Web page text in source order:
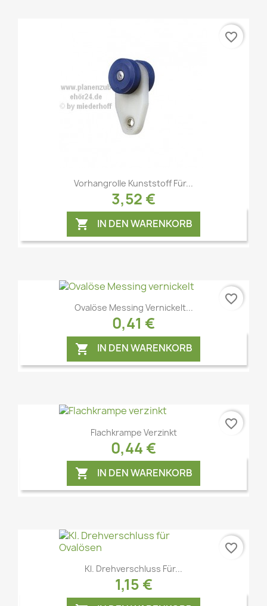
Vorschau
Vorhangrolle Kunststoff Für...
3,52 €
 IN DEN WARENKORB
favorite_border
Vorschau
Ovalöse Messing Vernickelt...
0,41 €
 IN DEN WARENKORB
favorite_border
Vorschau
Flachkrampe Verzinkt
0,44 €
 IN DEN WARENKORB
favorite_border
Kl. Drehverschluss Für...
1,15 €
favorite_border